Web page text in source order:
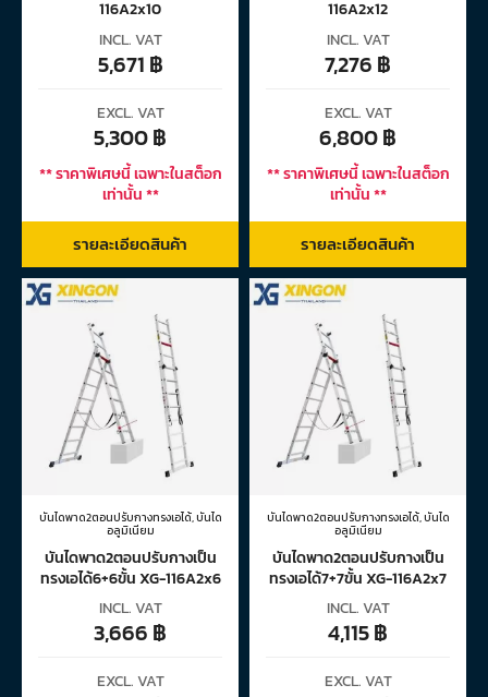
116A2x10
INCL. VAT
5,671 ฿
EXCL. VAT
5,300฿
** ราคาพิเศษนี้ เฉพาะในสต็อก
เท่านั้น **
รายละเอียดสินค้า
116A2x12
INCL. VAT
7,276 ฿
EXCL. VAT
6,800฿
** ราคาพิเศษนี้ เฉพาะในสต็อก
เท่านั้น **
รายละเอียดสินค้า
บันไดพาด2ตอนปรับกางทรงเอได้,บันได
อลูมิเนียม
บันไดพาด2ตอนปรับกางเป็น
ทรงเอได้6+6ขั้น XG-116A2x6
INCL. VAT
3,666 ฿
EXCL. VAT
บันไดพาด2ตอนปรับกางทรงเอได้,บันได
อลูมิเนียม
บันไดพาด2ตอนปรับกางเป็น
ทรงเอได้7+7ขั้น XG-116A2x7
INCL. VAT
4,115฿
EXCL. VAT